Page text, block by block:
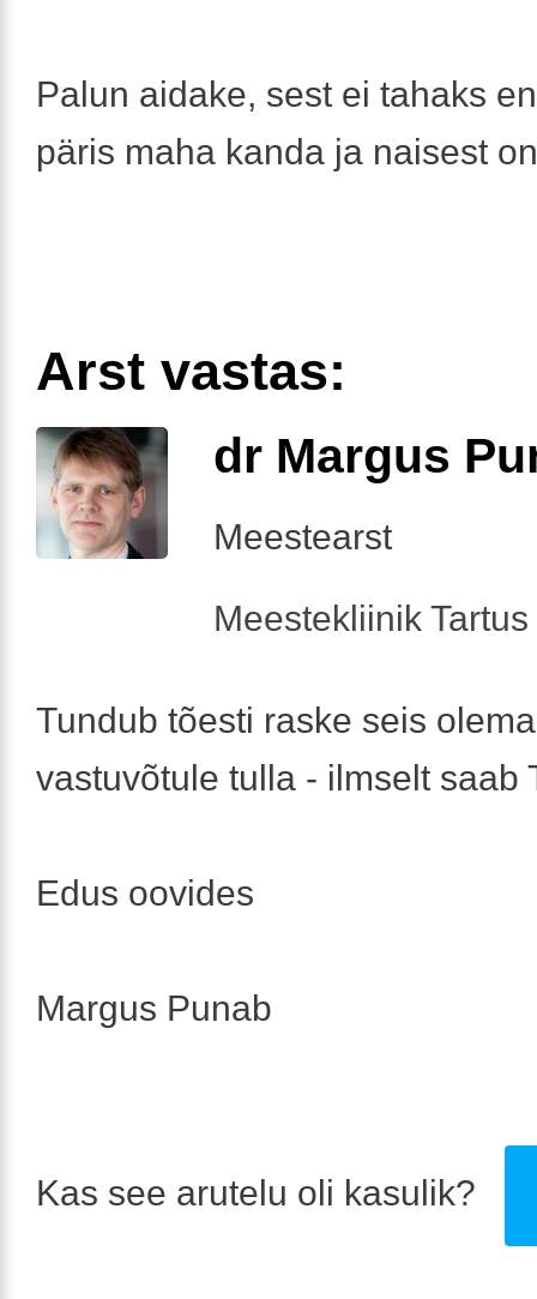
Palun aidake, sest ei tahaks
päris maha kanda ja naisest
Arst vastas:
dr Margus
Meestearst
Meestekliinik
Tundub tõesti raske seis
vastuvõtule tulla - ilmselt saab
Edus oovides
Margus Punab
Kas see arutelu oli kasulik?